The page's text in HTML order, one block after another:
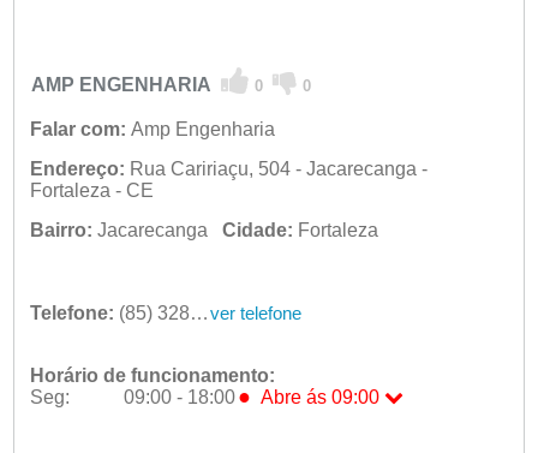
AMP ENGENHARIA 0 0
Falar com: Amp Engenharia
Endereço: Rua Caririaçu, 504 - Jacarecanga -
Fortaleza - CE
Bairro: Jacarecanga Cidade: Fortaleza
Telefone: (85) 3281-4344 ver telefone
Horário de funcionamento:
Seg:
09:00 - 18:00 ● Abre ás 09:00